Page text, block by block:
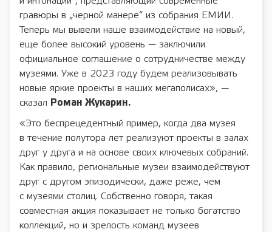
гравюры в „черной манере“ из собрания ЕМИИ.
Теперь мы вывели наше взаимодействие на новый,
еще более высокий уровень — заключили
официальное соглашение о сотрудничестве между
музеями. Уже в 2023 году будем реализовывать
новые яркие проекты в наших мегаполисах», —
сказал Роман Жукарин.
«Это беспрецедентный пример, когда два музея
в течение полутора лет реализуют проекты в залах
друг у друга и на основе своих ключевых собраний.
Как правило, региональные музеи взаимодействуют
друг с другом эпизодически, даже реже, чем
с музеями столиц. Собственно говоря, такая
совместная акция показывает не только богатство
коллекций, но и зрелость команд музеев